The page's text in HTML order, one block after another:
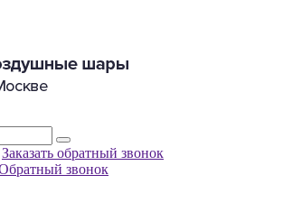
Заказать обратный звонок
звонок